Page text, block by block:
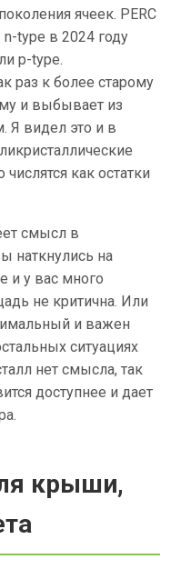
ячеек. PERC
n-type в 2024 году
p-type.
раз к более старому
и выбывает из
Я видел это и в
как остатки
смысл в
наткнулись на
и у вас много
не критична. Или
и важен
ситуациях
нет смысла, так
доступнее и дает
крыши,